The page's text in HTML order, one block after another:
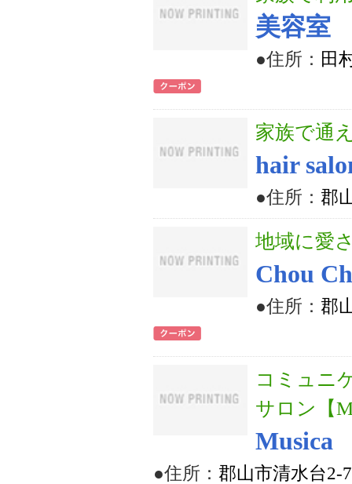
美容室
●住所： 田
家族で通
hair
●住所： 郡
地域に愛
Chou
●住所： 郡
コミュニ
サロン【
●住所： 郡山市清水台2-